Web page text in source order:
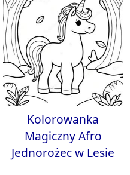
Kolorowanka
Magiczny Afro
Jednorożec w Lesie